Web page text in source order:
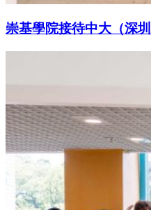
崇基學院接待中大（深